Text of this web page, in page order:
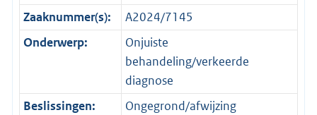
Zaaknummer(s):
A2024/7145
Onderwerp:
Onjuiste
behandeling/verkeerde
diagnose
Beslissingen:
Ongegrond/afwijzing